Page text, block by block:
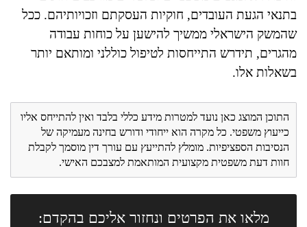
בתנאי הגעת העובדים, חוקיות העסקתם וזכויותיהם. ככל
שהמשק הישראלי ממשיך להישען על כוחות עבודה
מהגרים, תידרש התייחסות לטיפול כוללני ומותאם יותר
בשאלות אלו.
התוכן המוצג כאן נועד למטרות מידע כללי בלבד ואין להתייחס אליו
כייעוץ משפטי. כל מקרה הוא ייחודי ודורש בחינה מעמיקה של
הנסיבות הספציפיות. מומלץ להתייעץ עם עורך דין מוסמך לקבלת
חוות דעת משפטית מקצועית המותאמת למצבכם האישי.
מלאו את הפרטים ונחזור אליכם בהקדם: